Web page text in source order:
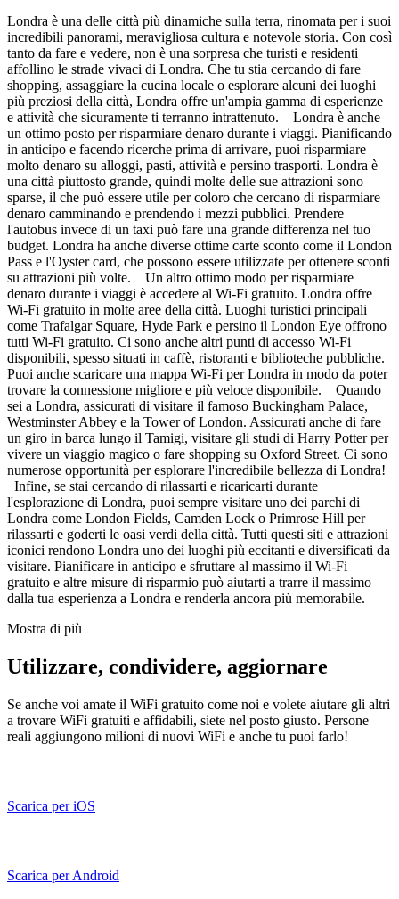
Londra è una delle città più dinamiche sulla terra, rinomata per i suoi
incredibili panorami, meravigliosa cultura e notevole storia. Con così
tanto da fare e vedere, non è una sorpresa che turisti e residenti
affollino le strade vivaci di Londra. Che tu stia cercando di fare
shopping, assaggiare la cucina locale o esplorare alcuni dei luoghi
più preziosi della città, Londra offre un'ampia gamma di esperienze
e attività che sicuramente ti terranno intrattenuto. Londra è anche
un ottimo posto per risparmiare denaro durante i viaggi. Pianificando
in anticipo e facendo ricerche prima di arrivare, puoi risparmiare
molto denaro su alloggi, pasti, attività e persino trasporti. Londra è
una città piuttosto grande, quindi molte delle sue attrazioni sono
sparse, il che può essere utile per coloro che cercano di risparmiare
denaro camminando e prendendo i mezzi pubblici. Prendere
l'autobus invece di un taxi può fare una grande differenza nel tuo
budget. Londra ha anche diverse ottime carte sconto come il London
Pass e l'Oyster card, che possono essere utilizzate per ottenere sconti
su attrazioni più volte. Un altro ottimo modo per risparmiare
denaro durante i viaggi è accedere al Wi-Fi gratuito. Londra offre
Wi-Fi gratuito in molte aree della città. Luoghi turistici principali
come Trafalgar Square, Hyde Park e persino il London Eye offrono
tutti Wi-Fi gratuito. Ci sono anche altri punti di accesso Wi-Fi
disponibili, spesso situati in caffè, ristoranti e biblioteche pubbliche.
Puoi anche scaricare una mappa Wi-Fi per Londra in modo da poter
trovare la connessione migliore e più veloce disponibile. Quando
sei a Londra, assicurati di visitare il famoso Buckingham Palace,
Westminster Abbey e la Tower of London. Assicurati anche di fare
un giro in barca lungo il Tamigi, visitare gli studi di Harry Potter per
vivere un viaggio magico o fare shopping su Oxford Street. Ci sono
numerose opportunità per esplorare l'incredibile bellezza di Londra!
Infine, se stai cercando di rilassarti e ricaricarti durante
l'esplorazione di Londra, puoi sempre visitare uno dei parchi di
Londra come London Fields, Camden Lock o Primrose Hill per
rilassarti e goderti le oasi verdi della città. Tutti questi siti e attrazioni
iconici rendono Londra uno dei luoghi più eccitanti e diversificati da
visitare. Pianificare in anticipo e sfruttare al massimo il Wi-Fi
gratuito e altre misure di risparmio può aiutarti a trarre il massimo
dalla tua esperienza a Londra e renderla ancora più memorabile.
Mostra di più
Utilizzare, condividere, aggiornare
Se anche voi amate il WiFi gratuito come noi e volete aiutare gli altri
a trovare WiFi gratuiti e affidabili, siete nel posto giusto. Persone
reali aggiungono milioni di nuovi WiFi e anche tu puoi farlo!
Scarica per iOS
Scarica per Android